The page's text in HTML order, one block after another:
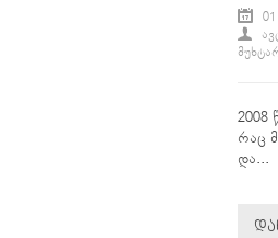
2008
რაც
და...